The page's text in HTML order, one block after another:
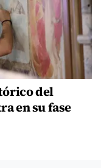
del
en su fase